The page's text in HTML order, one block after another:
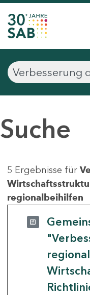
Suche
5 Ergebnisse für
regionalbeihilfen